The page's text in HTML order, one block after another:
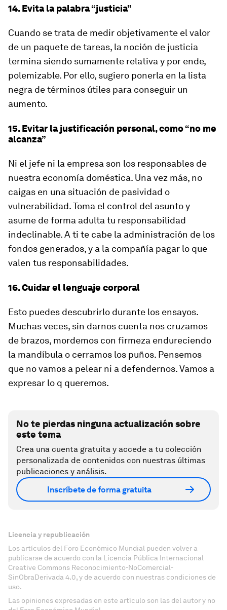
14. Evita la palabra “justicia”
Cuando se trata de medir objetivamente el valor
de un paquete de tareas, la noción de justicia
termina siendo sumamente relativa y por ende,
polemizable. Por ello, sugiero ponerla en la lista
negra de términos útiles para conseguir un
aumento.
15. Evitar la justificación personal, como “no me
alcanza”
Ni el jefe ni la empresa son los responsables de
nuestra economía doméstica. Una vez más, no
caigas en una situación de pasividad o
vulnerabilidad. Toma el control del asunto y
asume de forma adulta tu responsabilidad
indeclinable. A ti te cabe la administración de los
fondos generados, y a la compañía pagar lo que
valen tus responsabilidades.
16. Cuidar el lenguaje corporal
Esto puedes descubrirlo durante los ensayos.
Muchas veces, sin darnos cuenta nos cruzamos
de brazos, mordemos con firmeza endureciendo
la mandíbula o cerramos los puños. Pensemos
que no vamos a pelear ni a defendernos. Vamos a
expresar lo q queremos.
No te pierdas ninguna actualización sobre
este tema
Crea una cuenta gratuita y accede a tu colección
personalizada de contenidos con nuestras últimas
publicaciones y análisis.
Inscríbete de forma gratuita
Licencia y republicación
Los artículos del Foro Económico Mundial pueden volver a
publicarse de acuerdo con la Licencia Pública Internacional
Creative Commons Reconocimiento-NoComercial-
SinObraDerivada 4.0, y de acuerdo con nuestras condiciones de
uso.
Las opiniones expresadas en este artículo son las del autor y no